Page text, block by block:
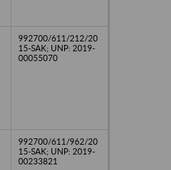
992700/611/212/20
15-SAK; UNP: 2019-
00055070
992700/611/962/20
15-SAK; UNP: 2019-
00233821